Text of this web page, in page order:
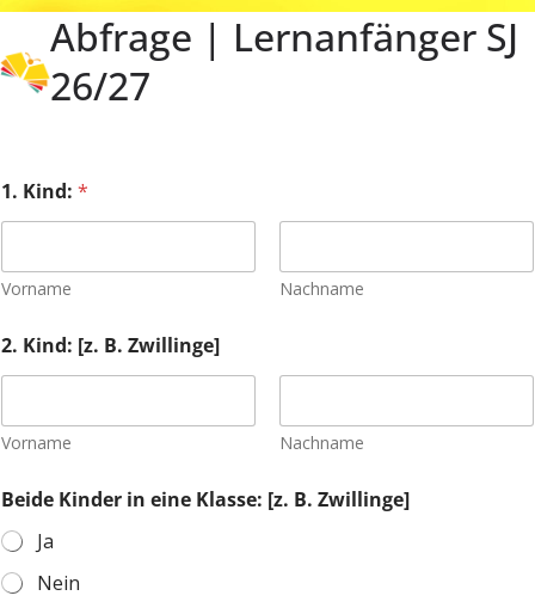
Inhalt
springen
Abfrage | Lernanfänger SJ
26/27
1. Kind: *
Vorname Nachname
i
c
t
K
p
i
e
K
i
n
2. Kind: [z. B. Zwillinge]
Vorname Nachname
Beide Kinder in eine Klasse: [z. B. Zwillinge]
Ja
Nein